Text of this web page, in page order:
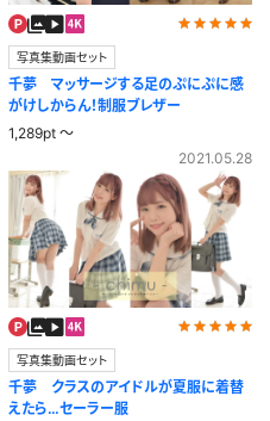
写真集動画セット
千夢 マッサージする足のぷにぷに感
がけしからん！制服ブレザー
1,289pt ～
2021.05.28
写真集動画セット
千夢 クラスのアイドルが夏服に着替
えたら…セーラー服